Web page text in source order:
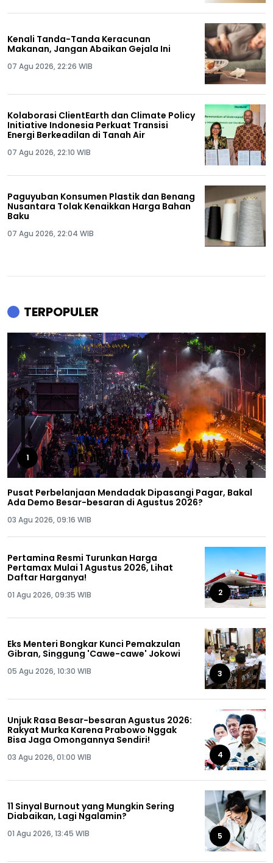
Kenali Tanda-Tanda Keracunan
Makanan, Jangan Abaikan Gejala Ini
07 Agu 2026, 22:26 WIB
Kolaborasi ClientEarth dan Climate Policy
Initiative Indonesia Perkuat Transisi
Energi Berkeadilan di Tanah Air
07 Agu 2026, 22:10 WIB
Paguyuban Konsumen Plastik dan Benang
Nusantara Tolak Kenaikkan Harga Bahan
Baku
07 Agu 2026, 22:04 WIB
TERPOPULER
1
Pusat Perbelanjaan Mendadak Dipasangi Pagar, Bakal
Ada Demo Besar-besaran di Agustus 2026?
03 Agu 2026, 09:16 WIB
Pertamina Resmi Turunkan Harga
Pertamax Mulai 1 Agustus 2026, Lihat
Daftar Harganya!
01 Agu 2026, 09:35 WIB 2
Eks Menteri Bongkar Kunci Pemakzulan
Gibran, Singgung 'Cawe-cawe' Jokowi
05 Agu 2026, 10:30 WIB 3
Unjuk Rasa Besar-besaran Agustus 2026:
Rakyat Murka Karena Prabowo Nggak
Bisa Jaga Omongannya Sendiri!
03 Agu 2026, 01:00 WIB 4
11 Sinyal Burnout yang Mungkin Sering
Diabaikan, Lagi Ngalamin?
01 Agu 2026, 13:45 WIB 5